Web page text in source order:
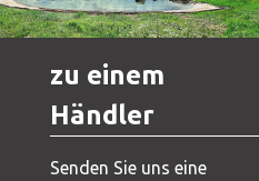
zu einem
Händler
Senden Sie uns eine